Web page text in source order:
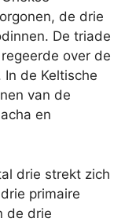
de drie
De triade
over de
de Keltische
van de
en
drie strekt zich
primaire
de drie